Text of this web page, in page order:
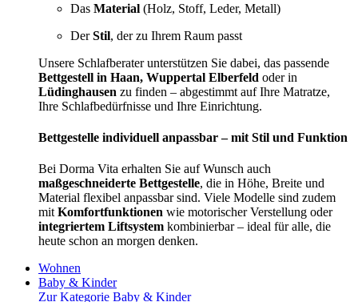
Das Material (Holz, Stoff, Leder, Metall)
DerStil, der zu Ihrem Raum passt
Unsere Schlafberater unterstützen Sie dabei, das passende
Bettgestell in Haan, Wuppertal Elberfeld oder in
Lüdinghausen zu finden – abgestimmt auf Ihre Matratze,
Ihre Schlafbedürfnisse und Ihre Einrichtung.
Bettgestelle individuell anpassbar – mit Stil und Funktion
Bei Dorma Vita erhalten Sie auf Wunsch auch
maßgeschneiderte Bettgestelle, die in Höhe, Breite und
Material flexibel anpassbar sind. Viele Modelle sind zudem
mit Komfortfunktionen wie motorischer Verstellung oder
integriertem Liftsystem kombinierbar – ideal für alle, die
heute schon an morgen denken.
Wohnen
Baby & Kinder
Zur Kategorie Baby & Kinder